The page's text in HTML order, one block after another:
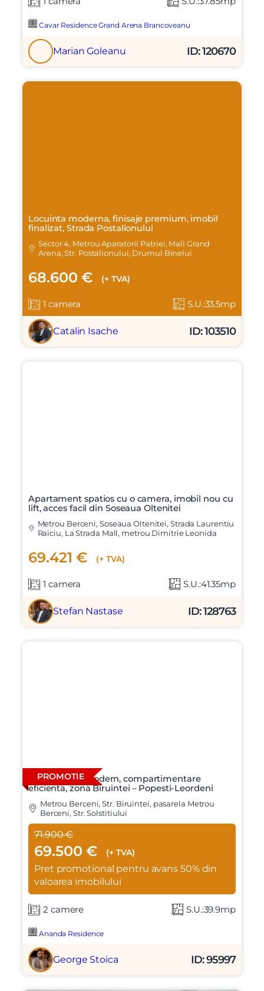
Cavar Residence Grand Arena Brancoveanu
Marian Goleanu ID: 120670
Locuinta moderna, finisaje premium, imobil
finalizat, Strada Postalionului
Sector 4, Metrou Aparatorii Patriei, Mall Grand
Arena, Str. Postalionului, Drumul Binelui
68.600 € (+ TVA)
1 camera S.U.:33.5mp
Catalin Isache ID: 103510
Apartament spatios cu o camera, imobil nou cu
lift, acces facil din Soseaua Oltenitei
Metrou Berceni, Soseaua Oltenitei, Strada Laurentiu
Raiciu, La Strada Mall, metrou Dimitrie Leonida
69.421 € (+ TVA)
1 camera S.U.:41.35mp
Stefan Nastase ID: 128763
PROMOTIE
Apartament modern, compartimentare
eficienta, zona Biruintei – Popesti-Leordeni
Metrou Berceni, Str. Biruintei, pasarela Metrou
Berceni, Str. Solstitiului
71.900 €
69.500 € (+ TVA)
Pret promotional pentru avans 50% din
valoarea imobilului
2 camere S.U.:39.9mp
Ananda Residence
George Stoica ID: 95997